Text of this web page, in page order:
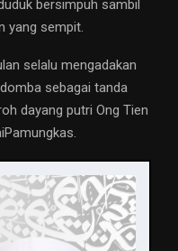
bersimpuh sambil
yang sempit.
selalu mengadakan
sebagai tanda
dayang putri Ong Tien